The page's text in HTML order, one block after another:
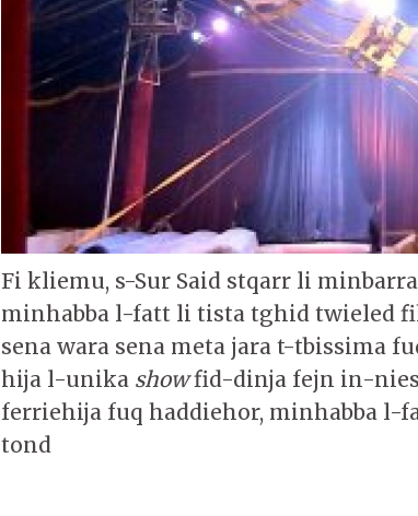
Fi kliemu, s-Sur Said stqarr li
minhabba l-fatt li tista tghid twieled
sena wara sena meta jara t-tbissima
hija l-unika showfid-dinja fejn in-
ferriehija fuq haddiehor, minhabba l-
tond